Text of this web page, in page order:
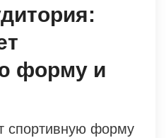
форму и
спортивную форму